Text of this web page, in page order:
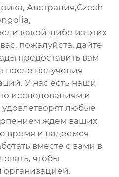
Австралия,Czech
какой-либо из этих
пожалуйста, дайте
предоставить вам
получения
У нас есть наши
исследованиям и
любые
ждем ваших
время и надеемся
вместе с вами в
чтобы
организацией.